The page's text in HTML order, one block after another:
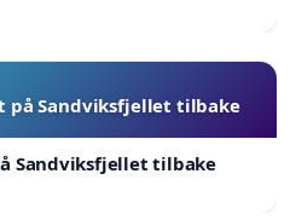
på Sandviksfjellet tilbake
Sandviksfjellet tilbake